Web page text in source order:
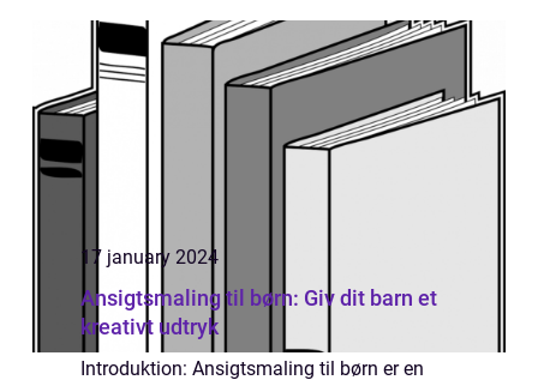
mulighed for at føle sig speciel...
17 january 2024
Ansigtsmaling til børn: Giv dit barn et
kreativt udtryk
Introduktion: Ansigtsmaling til børn er en